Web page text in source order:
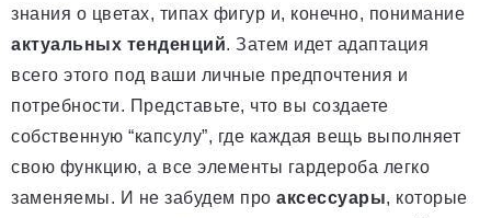
знания о цветах, типах фигур и, конечно, понимание
актуальных тенденций. Затем идет адаптация
всего этого под ваши личные предпочтения и
потребности. Представьте, что вы создаете
собственную “капсулу”, где каждая вещь выполняет
свою функцию, а все элементы гардероба легко
заменяемы. И не забудем про аксессуары, которые